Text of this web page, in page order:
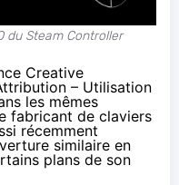
du Steam Controller
Creative
– Utilisation
les mêmes
fabricant de claviers
récemment
similaire en
plans de son